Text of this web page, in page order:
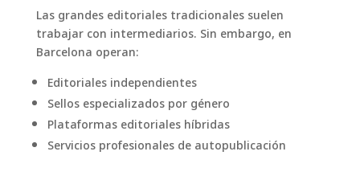
Las grandes editoriales tradicionales suelen
trabajar con intermediarios. Sin embargo, en
Barcelona operan:
Editoriales independientes
Sellos especializados por género
Plataformas editoriales híbridas
Servicios profesionales de autopublicación